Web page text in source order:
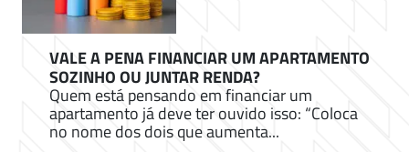
VALE A PENA FINANCIAR UM APARTAMENTO
SOZINHO OU JUNTAR RENDA?
Quem está pensando em financiar um
apartamento já deve ter ouvido isso: “Coloca
no nome dos dois que aumenta...